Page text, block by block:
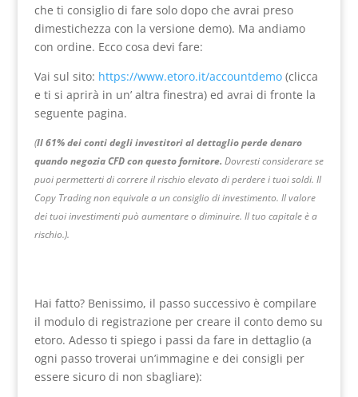
che ti consiglio di fare solo dopo che avrai preso
dimestichezza con la versione demo). Ma andiamo
con ordine. Ecco cosa devi fare:
Vai sul sito: https://www.etoro.it/accountdemo(clicca
e ti si aprirà in un’ altra finestra) ed avrai di fronte la
seguente pagina.
(Il 61% dei conti degli investitori al dettaglio perde denaro
quando negozia CFD con questo fornitore. Dovresti considerare se
puoi permetterti di correre il rischio elevato di perdere i tuoi soldi. Il
Copy Trading non equivale a un consiglio di investimento. Il valore
dei tuoi investimenti può aumentare o diminuire. Il tuo capitale è a
rischio.).
Hai fatto? Benissimo, il passo successivo è compilare
il modulo di registrazione per creare il conto demo su
etoro. Adesso ti spiego i passi da fare in dettaglio (a
ogni passo troverai un’immagine e dei consigli per
essere sicuro di non sbagliare):